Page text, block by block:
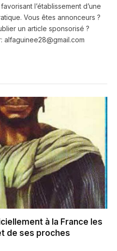
l’établissement d’une
Vous êtes annonceurs ?
un article sponsorisé ?
alfaguinee28@gmail.com
à la France les
de ses proches